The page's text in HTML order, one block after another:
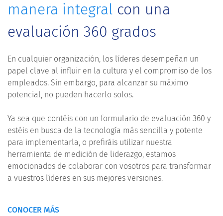
manera integral con una
evaluación 360 grados
En cualquier organización, los líderes desempeñan un
papel clave al influir en la cultura y el compromiso de los
empleados. Sin embargo, para alcanzar su máximo
potencial, no pueden hacerlo solos.
Ya sea que contéis con un formulario de evaluación 360 y
estéis en busca de la tecnología más sencilla y potente
para implementarla, o prefiráis utilizar nuestra
herramienta de medición de liderazgo, estamos
emocionados de colaborar con vosotros para transformar
a vuestros líderes en sus mejores versiones.
CONOCER MÁS